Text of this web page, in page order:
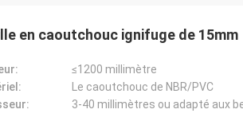
en caoutchouc ignifuge de 15mm
≤1200 millimètre
Le caoutchouc de NBR/PVC
3-40 millimètres ou adapté aux